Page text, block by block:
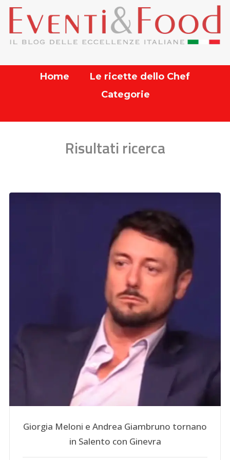
Home
Le ricette dello Chef
Categorie
Risultati ricerca
Giorgia Meloni e Andrea Giambruno tornano
in Salento con Ginevra